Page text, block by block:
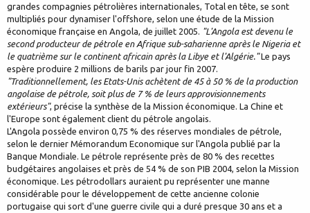
grandes compagnies pétrolières internationales, Total en tête, se sont
multipliés pour dynamiser l'offshore, selon une étude de la Mission
économique française en Angola, de juillet 2005. "L'Angola est devenu le
second producteur de pétrole en Afrique sub-saharienne après le Nigeria et
le quatrième sur le continent africain après la Libye et l'Algérie."Le pays
espère produire 2 millions de barils par jour fin 2007.
"Traditionnellement, les Etats-Unis achètent de 45 à 50 % de la production
angolaise de pétrole, soit plus de 7 % de leurs approvisionnements
extérieurs", précise la synthèse de la Mission économique. La Chine et
l'Europe sont également client du pétrole angolais.
L'Angola possède environ 0,75 % des réserves mondiales de pétrole,
selon le dernier Mémorandum Economique sur l'Angola publié par la
Banque Mondiale. Le pétrole représente près de 80 % des recettes
budgétaires angolaises et près de 54 % de son PIB 2004, selon la Mission
économique. Les pétrodollars auraient pu représenter une manne
considérable pour le développement de cette ancienne colonie
portugaise qui sort d'une guerre civile qui a duré presque 30 ans et a